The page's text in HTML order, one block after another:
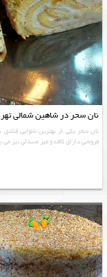
نان سحر در شاهین شمالی
نان سحر یکی از بهترین نانوایی
فروشی دارای کافه و میز صندلی نیز